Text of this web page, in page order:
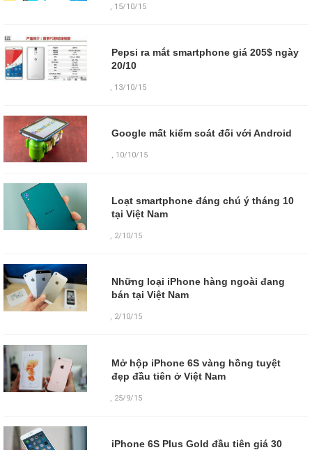
15/10/15
Pepsi ra mắt smartphone giá 205$ ngày
20/10
, 13/10/15
Google mất kiểm soát đối với Android
, 10/10/15
Loạt smartphone đáng chú ý tháng 10
tại Việt Nam
, 2/10/15
Những loại iPhone hàng ngoài đang
bán tại Việt Nam
, 2/10/15
Mở hộp iPhone 6S vàng hồng tuyệt
đẹp đầu tiên ở Việt Nam
, 25/9/15
iPhone 6S Plus Gold đầu tiên giá 30